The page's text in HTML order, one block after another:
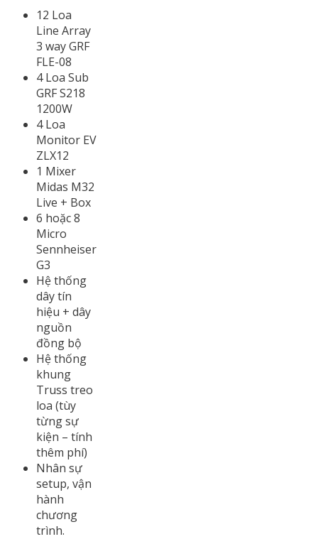
12 Loa
Line Array
3 way GRF
FLE-08
4 Loa Sub
GRF S218
1200W
4 Loa
Monitor EV
ZLX12
1 Mixer
Midas M32
Live + Box
6 hoặc 8
Micro
Sennheiser
G3
Hệ thống
dây tín
hiệu + dây
nguồn
đồng bộ
Hệ thống
khung
Truss treo
loa (tùy
từng sự
kiện – tính
thêm phí)
Nhân sự
setup, vận
hành
chương
trình.